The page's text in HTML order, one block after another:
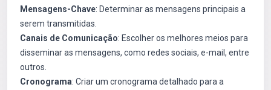
Mensagens-Chave: Determinar as mensagens principais a
serem transmitidas.
Canais de Comunicação: Escolher os melhores meios para
disseminar as mensagens, como redes sociais, e-mail, entre
outros.
Cronograma: Criar um cronograma detalhado para a